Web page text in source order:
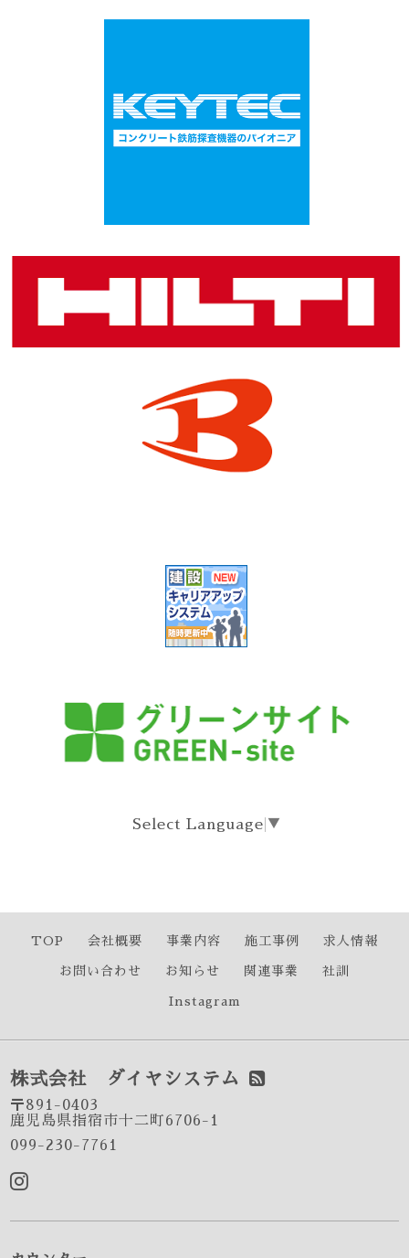
Select Language ▼
TOP 会社概要 事業内容 施工事例 求人情報
お問い合わせ お知らせ 関連事業 社訓
Instagram
株式会社 ダイヤシステム
〒891-0403
鹿児島県指宿市十二町6706-1
099-230-7761